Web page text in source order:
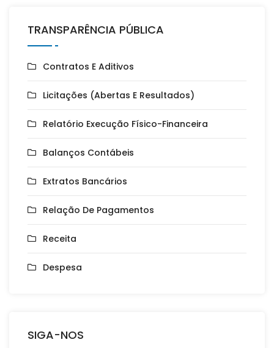
TRANSPARÊNCIA PÚBLICA
Contratos E Aditivos
Licitações (Abertas E Resultados)
Relatório Execução Físico-Financeira
Balanços Contábeis
Extratos Bancários
Relação De Pagamentos
Receita
Despesa
SIGA-NOS